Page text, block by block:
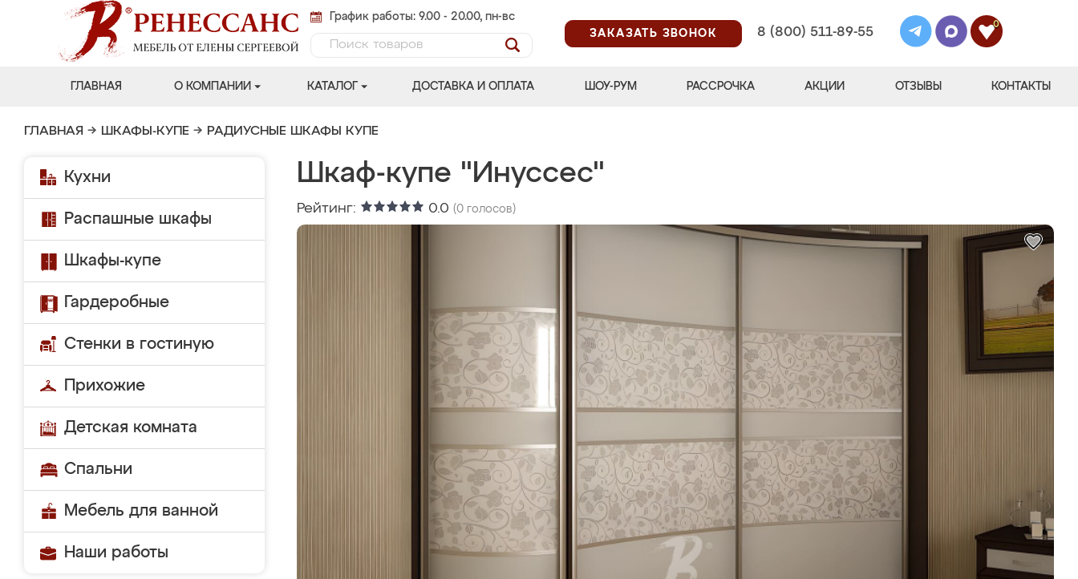
График работы: 9.00 - 20.00, пн-вс
ЗАКАЗАТЬ ЗВОНОК
8 (800) 511-89-55
0
ГЛАВНАЯ О КОМПАНИИ КАТАЛОГ ДОСТАВКА И ОПЛАТА ШОУ-РУМ РАССРОЧКА АКЦИИ ОТЗЫВЫ КОНТАКТЫ
ГЛАВНАЯ → ШКАФЫ-КУПЕ → РАДИУСНЫЕ ШКАФЫ КУПЕ
Кухни
Распашные шкафы
Шкафы-купе
Гардеробные
Стенки в гостиную
Прихожие
Детская комната
Спальни
Мебель для ванной
Наши работы
Шкаф-купе "Инуссес"
Рейтинг: 0.0 (0 голосов)